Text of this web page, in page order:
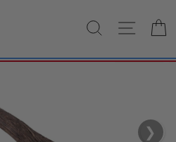
❯
›